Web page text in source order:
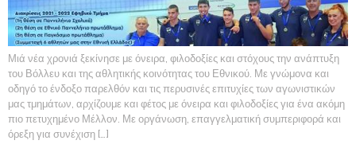
Μιά νέα χρονιά ξεκίνησε με όνειρα, φιλοδοξίες και στόχους την ανάπτυξη
του Βόλλευ και της αθλητικής κοινότητας του Εθνικού. Με γνώμονα και
οδηγό το ένδοξο παρελθόν και τις περυσινές επιτυχίες των αγωνιστικών
μας τμημάτων, αρχίζουμε και φέτος με όνειρα και φιλοδοξίες για ένα ακόμη
πιο πετυχημένο Μέλλον. Με οργάνωση, επαγγελματική συμπεριφορά και
όρεξη για συνέχιση […]